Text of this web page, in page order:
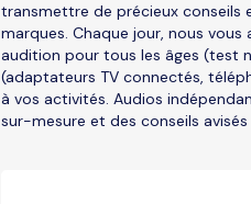
transmettre de précieux conseils
marques. Chaque jour, nous
audition pour tous les âges (test
(adaptateurs TV connectés,
à vos activités. Audios
sur-mesure et des conseils